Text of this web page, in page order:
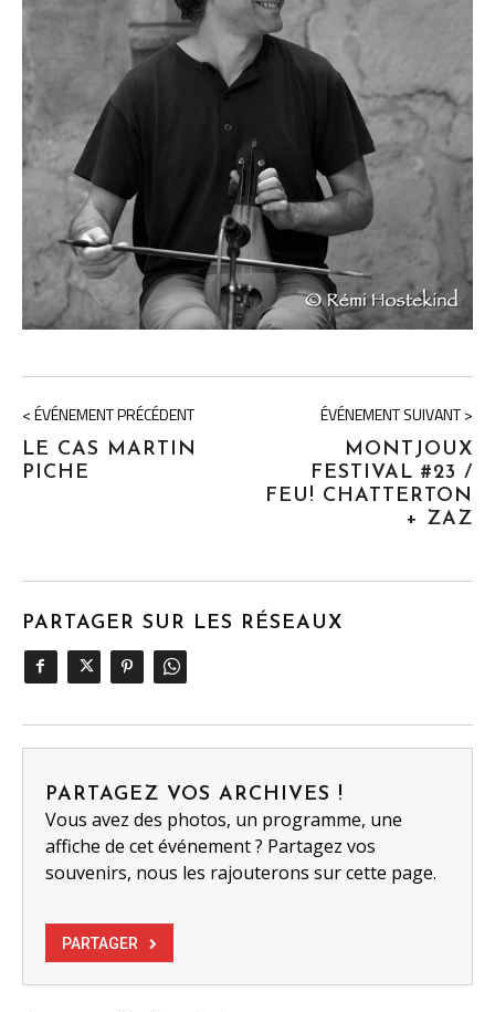
< ÉVÉNEMENT PRÉCÉDENT
LE CAS MARTIN
PICHE
ÉVÉNEMENT SUIVANT >
MONTJOUX
FESTIVAL #23 /
FEU! CHATTERTON
+ ZAZ
PARTAGER SUR LES RÉSEAUX
PARTAGEZ VOS ARCHIVES !
Vous avez des photos, un programme, une
affiche de cet événement ? Partagez vos
souvenirs, nous les rajouterons sur cette page.
PARTAGER